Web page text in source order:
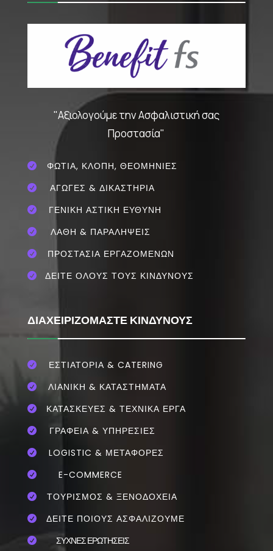
"Αξιολογούμε την Ασφαλιστική σας
Προστασία"
 ΦΩΤΙΑ, ΚΛΟΠΗ, ΘΕΟΜΗΝΙΕΣ
 ΑΓΩΓΕΣ & ΔΙΚΑΣΤΗΡΙΑ
 ΓΕΝΙΚΗ ΑΣΤΙΚΗ ΕΥΘΥΝΗ
 ΛΑΘΗ & ΠΑΡΑΛΗΨΕΙΣ
 ΠΡΟΣΤΑΣΙΑ ΕΡΓΑΖΟΜΕΝΩΝ
 ΔΕΙΤΕ ΟΛΟΥΣ ΤΟΥΣ ΚΙΝΔΥΝΟΥΣ
ΔΙΑΧΕΙΡΙΖΟΜΑΣΤΕ ΚΙΝΔΥΝΟΥΣ
 ΕΣΤΙΑΤΌΡΙΑ & CATERING
 ΛΙΑΝΙΚΗ & ΚΑΤΑΣΤΗΜΑΤΑ
 ΚΑΤΑΣΚΕΥΕΣ & ΤΕΧΝΙΚΑ ΕΡΓΑ
 ΓΡΑΦΕΙΑ & ΥΠΗΡΕΣΙΕΣ
 LOGISTIC & ΜΕΤΑΦΟΡΕΣ
 E-COMMERCE
 ΤΟΥΡΙΣΜΟΣ & ΞΕΝΟΔΟΧΕΙΑ
 ΔΕΙΤΕ ΠΟΙΟΥΣ ΑΣΦΑΛΙΖΟΥΜΕ
 ΣΥΧΝΕΣ ΕΡΩΤΗΣΕΙΣ